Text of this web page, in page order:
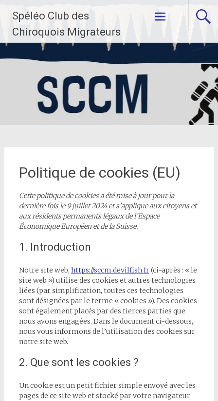
contenu
principal
Spéléo Club des
Chiroquois Migrateurs
Politique de cookies (EU)
Cette politique de cookies a été mise à jour pour la
dernière fois le 9 juillet 2024 et s’applique aux citoyens et
aux résidents permanents légaux de l’Espace
Économique Européen et de la Suisse.
1. Introduction
Notre site web, https://sccm.devilfish.fr(ci-après : « le
site web ») utilise des cookies et autres technologies
liées (par simplification, toutes ces technologies
sont désignées par le terme « cookies »). Des cookies
sont également placés par des tierces parties que
nous avons engagées. Dans le document ci-dessous,
nous vous informons de l’utilisation des cookies sur
notre site web.
2. Que sont les cookies ?
Un cookie est un petit fichier simple envoyé avec les
pages de ce site web et stocké par votre navigateur